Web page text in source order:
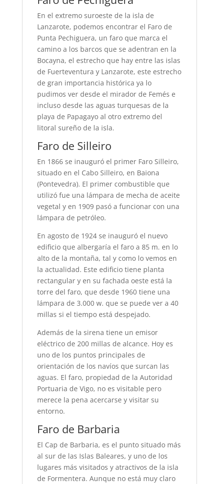
En el extremo suroeste de la isla de
Lanzarote, podemos encontrar el Faro de
Punta Pechiguera, un faro que marca el
camino a los barcos que se adentran en la
Bocayna, el estrecho que hay entre las islas
de Fuerteventura y Lanzarote, este estrecho
de gran importancia histórica ya lo
pudimos ver desde el mirador de Femés e
incluso desde las aguas turquesas de la
playa de Papagayo al otro extremo del
litoral sureño de la isla.
Faro de Silleiro
En 1866 se inauguró el primer Faro Silleiro,
situado en el Cabo Silleiro, en Baiona
(Pontevedra). El primer combustible que
utilizó fue una lámpara de mecha de aceite
vegetal y en 1909 pasó a funcionar con una
lámpara de petróleo.
En agosto de 1924 se inauguró el nuevo
edificio que albergaría el faro a 85 m. en lo
alto de la montaña, tal y como lo vemos en
la actualidad. Este edificio tiene planta
rectangular y en su fachada oeste está la
torre del faro, que desde 1960 tiene una
lámpara de 3.000 w. que se puede ver a 40
millas si el tiempo está despejado.
Además de la sirena tiene un emisor
eléctrico de 200 millas de alcance. Hoy es
uno de los puntos principales de
orientación de los navíos que surcan las
aguas. El faro, propiedad de la Autoridad
Portuaria de Vigo, no es visitable pero
merece la pena acercarse y visitar su
entorno.
Faro de Barbaria
El Cap de Barbaria, es el punto situado más
al sur de las Islas Baleares, y uno de los
lugares más visitados y atractivos de la isla
de Formentera. Aunque no está muy claro